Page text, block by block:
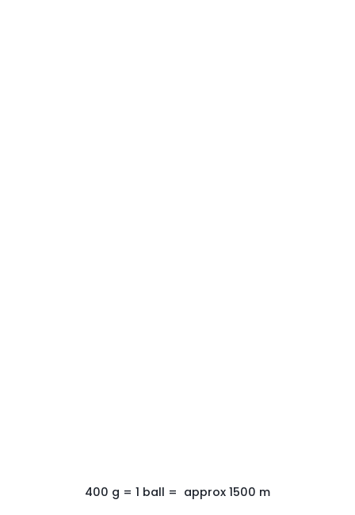
400 g = 1 ball = approx 1500 m